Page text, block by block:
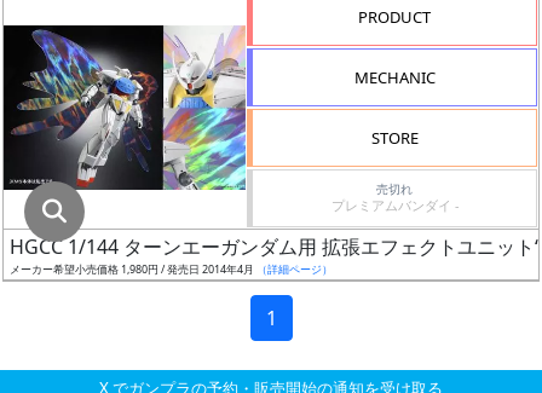
ー
成
形
PRODUCT
MECHANIC
STORE
売切れ
プレミアムバンダイ -
HGCC 1/144 ターンエーガンダム用 拡張エフェクトユニット
メーカー希望小売価格 1,980円 / 発売日 2014年4月 （詳細ページ）
1
X でガンプラの予約・販売開始の通知を受け取る